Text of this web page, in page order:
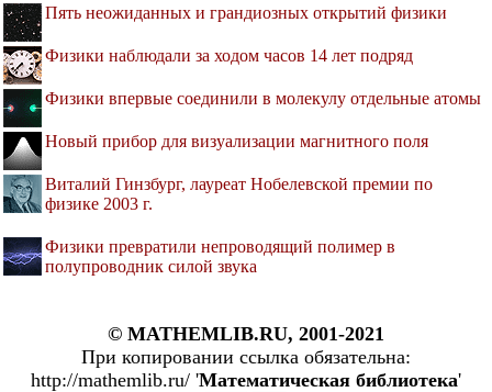
Пять неожиданных и грандиозных открытий физики
Физики наблюдали за ходом часов 14 лет подряд
Физики впервые соединили в молекулу отдельные атомы
Новый прибор для визуализации магнитного поля
Виталий Гинзбург, лауреат Нобелевской премии по
физике 2003 г.
Физики превратили непроводящий полимер в
полупроводник силой звука
© MATHEMLIB.RU, 2001-2021
При копировании ссылка обязательна:
http://mathemlib.ru/ 'Математическая библиотека'